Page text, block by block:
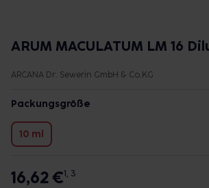
ARUM MACULATUM LM 16
ARCANA Dr. Sewerin GmbH & Co.KG
Packungsgröße
10 ml
16,62 €1, 3